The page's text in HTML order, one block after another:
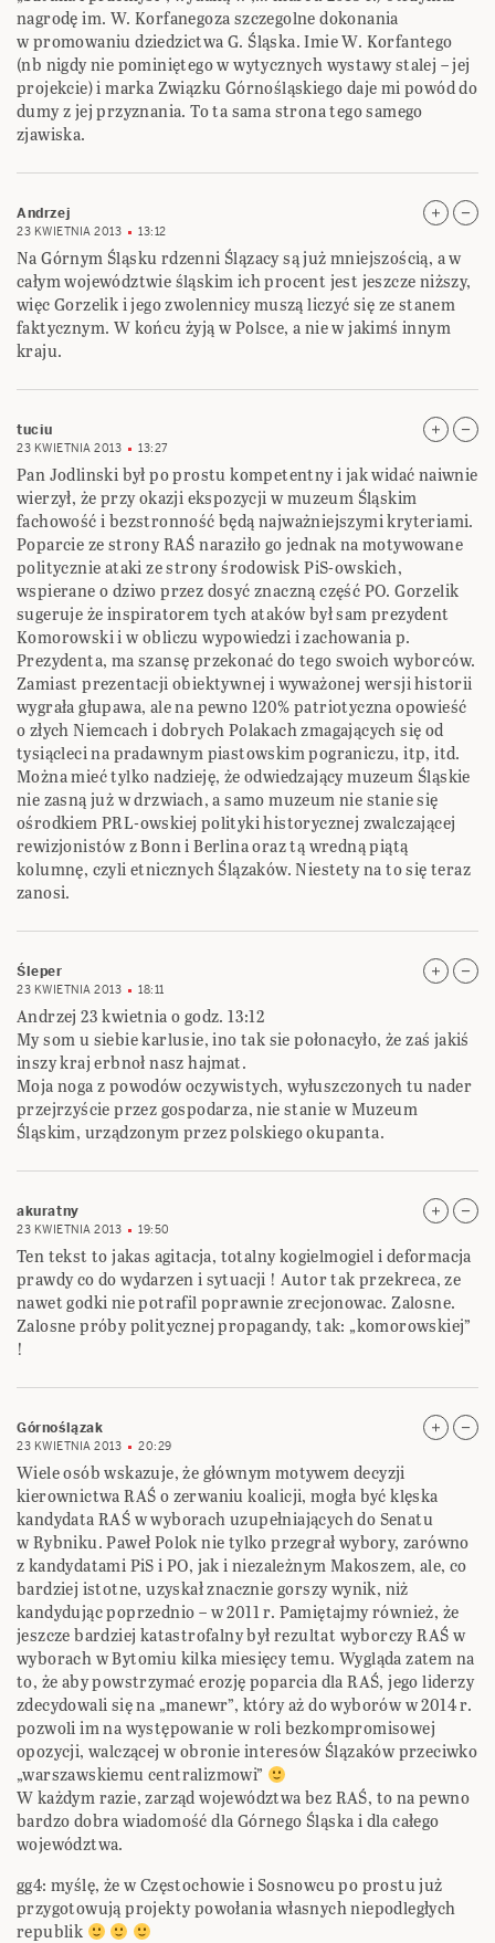
nagrodę im. W. Korfanegoza szczegolne dokonania
w promowaniu dziedzictwa G. Śląska. Imie W. Korfantego
(nb nigdy nie pominiętego w wytycznych wystawy stalej – jej
projekcie) i marka Związku Górnośląskiego daje mi powód do
dumy z jej przyznania. To ta sama strona tego samego
zjawiska.
Andrzej
23 KWIETNIA 2013 13:12
Na Górnym Śląsku rdzenni Ślązacy są już mniejszością, a w
całym województwie śląskim ich procent jest jeszcze niższy,
więc Gorzelik i jego zwolennicy muszą liczyć się ze stanem
faktycznym. W końcu żyją w Polsce, a nie w jakimś innym
kraju.
tuciu
23 KWIETNIA 2013 13:27
Pan Jodlinski był po prostu kompetentny i jak widać naiwnie
wierzył, że przy okazji ekspozycji w muzeum Śląskim
fachowość i bezstronność będą najważniejszymi kryteriami.
Poparcie ze strony RAŚ naraziło go jednak na motywowane
politycznie ataki ze strony środowisk PiS-owskich,
wspierane o dziwo przez dosyć znaczną część PO. Gorzelik
sugeruje że inspiratorem tych ataków był sam prezydent
Komorowski i w obliczu wypowiedzi i zachowania p.
Prezydenta, ma szansę przekonać do tego swoich wyborców.
Zamiast prezentacji obiektywnej i wyważonej wersji historii
wygrała głupawa, ale na pewno 120% patriotyczna opowieść
o złych Niemcach i dobrych Polakach zmagających się od
tysiącleci na pradawnym piastowskim pograniczu, itp, itd.
Można mieć tylko nadzieję, że odwiedzający muzeum Śląskie
nie zasną już w drzwiach, a samo muzeum nie stanie się
ośrodkiem PRL-owskiej polityki historycznej zwalczającej
rewizjonistów z Bonn i Berlina oraz tą wredną piątą
kolumnę, czyli etnicznych Ślązaków. Niestety na to się teraz
zanosi.
Śleper
23 KWIETNIA 2013 18:11
Andrzej 23 kwietnia o godz. 13:12
My som u siebie karlusie, ino tak sie połonacyło, że zaś jakiś
inszy kraj erbnoł nasz hajmat.
Moja noga z powodów oczywistych, wyłuszczonych tu nader
przejrzyście przez gospodarza, nie stanie w Muzeum
Śląskim, urządzonym przez polskiego okupanta.
akuratny
23 KWIETNIA 2013 19:50
Ten tekst to jakas agitacja, totalny kogielmogiel i deformacja
prawdy co do wydarzen i sytuacji ! Autor tak przekreca, ze
nawet godki nie potrafil poprawnie zrecjonowac. Zalosne.
Zalosne próby politycznej propagandy, tak: „komorowskiej”
!
Górnoślązak
23 KWIETNIA 2013 20:29
Wiele osób wskazuje, że głównym motywem decyzji
kierownictwa RAŚ o zerwaniu koalicji, mogła być klęska
kandydata RAŚ w wyborach uzupełniających do Senatu
w Rybniku. Paweł Polok nie tylko przegrał wybory, zarówno
z kandydatami PiS i PO, jak i niezależnym Makoszem, ale, co
bardziej istotne, uzyskał znacznie gorszy wynik, niż
kandydując poprzednio – w 2011 r. Pamiętajmy również, że
jeszcze bardziej katastrofalny był rezultat wyborczy RAŚ w
wyborach w Bytomiu kilka miesięcy temu. Wygląda zatem na
to, że aby powstrzymać erozję poparcia dla RAŚ, jego liderzy
zdecydowali się na „manewr”, który aż do wyborów w 2014 r.
pozwoli im na występowanie w roli bezkompromisowej
opozycji, walczącej w obronie interesów Ślązaków przeciwko
„warszawskiemu centralizmowi”
W każdym razie, zarząd województwa bez RAŚ, to na pewno
bardzo dobra wiadomość dla Górnego Śląska i dla całego
województwa.
gg4: myślę, że w Częstochowie i Sosnowcu po prostu już
przygotowują projekty powołania własnych niepodległych
republik